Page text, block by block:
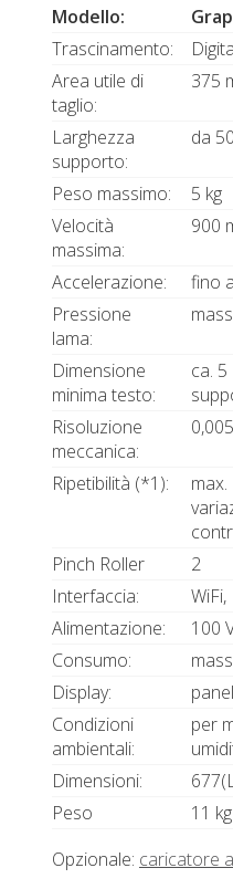
Modello:
Trascinamento:
Area utile di
taglio:
375
Larghezza
supporto:
da
Peso massimo:
5 kg
Velocità
massima:
900
Accelerazione:
fino
Pressione
lama:
Dimensione
minima testo:
ca.
Risoluzione
meccanica:
Ripetibilità (*1):
Pinch Roller
2
Interfaccia:
Alimentazione:
100
Consumo:
Display:
Condizioni
ambientali:
per
Dimensioni:
Peso
11 kg
Opzionale: caricatore